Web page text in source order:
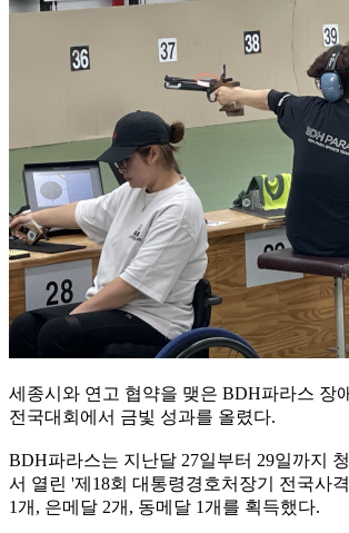
세종시와 연고 협약을 맺은 BDH파라스 장
전국대회에서 금빛 성과를 올렸다.
BDH파라스는 지난달 27일부터 29일까지
서 열린 '제18회 대통령경호처장기 전국사
1개, 은메달 2개, 동메달 1개를 획득했다.